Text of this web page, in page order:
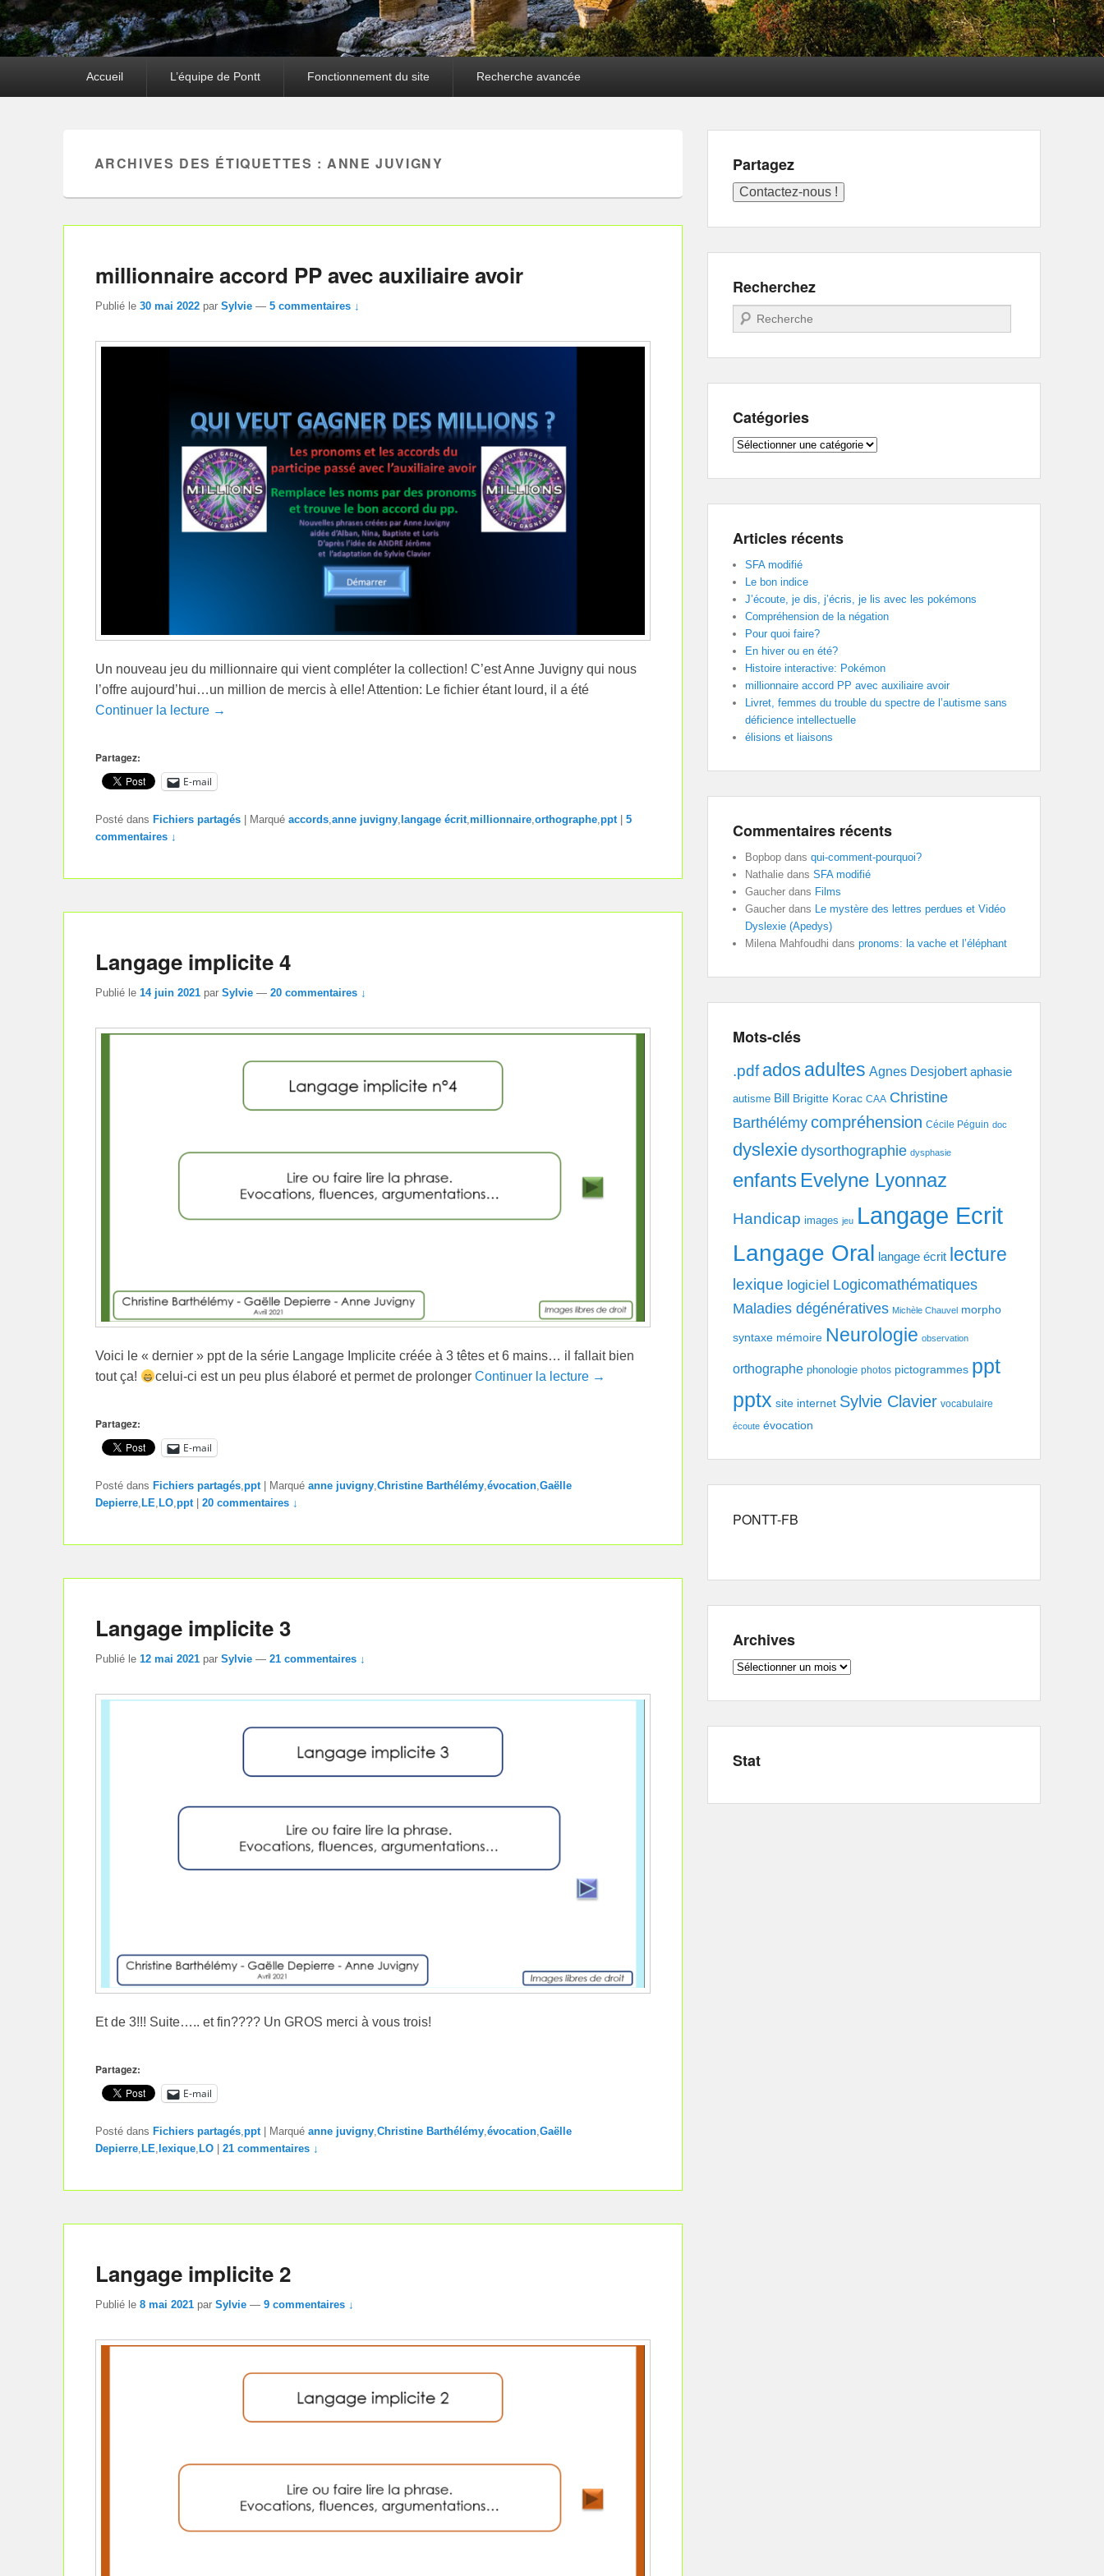
Accueil L’équipe de Pontt Fonctionnement du site Recherche avancée
ARCHIVES DES ÉTIQUETTES :ANNE JUVIGNY
millionnaire accord PP avec auxiliaire avoir
Publié le 30 mai 2022 par Sylvie — 5 commentaires ↓
Un nouveau jeu du millionnaire qui vient compléter la collection! C’est Anne Juvigny qui nous
l’offre aujourd’hui…un million de mercis à elle! Attention: Le fichier étant lourd, il a été
Continuer la lecture →
Partagez:
E-mail
Posté dans Fichiers partagés Marqué accords,anne juvigny, langage écrit,millionnaire,orthographe,ppt
5
commentaires ↓
Langage implicite 4
Publié le 14 juin 2021 par Sylvie — 20 commentaires ↓
Voici le « dernier » ppt de la série Langage Implicite créée à 3 têtes et 6 mains… il fallait bien
tout ça!
celui-ci est un peu plus élaboré et permet de prolongerContinuer la lecture →
Partagez:
E-mail
Posté dans Fichiers partagés,ppt Marqué anne juvigny,Christine Barthélémy,évocation,Gaëlle
Depierre, LE, LO,ppt 20 commentaires ↓
Langage implicite 3
Publié le 12 mai 2021 par Sylvie — 21 commentaires ↓
Et de 3!!! Suite….. et fin???? Un GROS merci à vous trois!
Partagez:
E-mail
Posté dans Fichiers partagés,ppt Marqué anne juvigny,Christine Barthélémy,évocation,Gaëlle
Depierre, LE, lexique, LO 21 commentaires ↓
Langage implicite 2
Publié le 8 mai 2021 par Sylvie — 9 commentaires ↓
Partagez
Recherchez
Recherche
Catégories
Catégories
Articles récents
SFA modifié
Le bon indice
J’écoute, je dis, j’écris, je lis avec les pokémons
Compréhension de la négation
Pour quoi faire?
En hiver ou en été?
Histoire interactive: Pokémon
millionnaire accord PP avec auxiliaire avoir
Livret, femmes du trouble du spectre de l’autisme sans
déficience intellectuelle
élisions et liaisons
Commentaires récents
Bopbop dans qui-comment-pourquoi?
Nathalie dans SFA modifié
Gaucher dans Films
Gaucher dans Le mystère des lettres perdues et Vidéo
Dyslexie (Apedys)
Milena Mahfoudhi dans pronoms: la vache et l’éléphant
Mots-clés
.pdf ados adultes Agnes Desjobert aphasie
autisme Bill Brigitte Korac CAA Christine
Barthélémycompréhension Cécile Péguin doc
dyslexie dysorthographie dysphasie
enfants Evelyne Lyonnaz
Handicap images jeu Langage Ecrit
Langage Oral langage écrit lecture
lexique logiciel Logicomathématiques
Maladies dégénératives Michèle Chauvel morpho
syntaxe mémoire Neurologie observation
orthographe phonologie photos pictogrammes ppt
pptx site internet Sylvie Clavier vocabulaire
écoute évocation
PONTT-FB
Archives
Archives
Stat